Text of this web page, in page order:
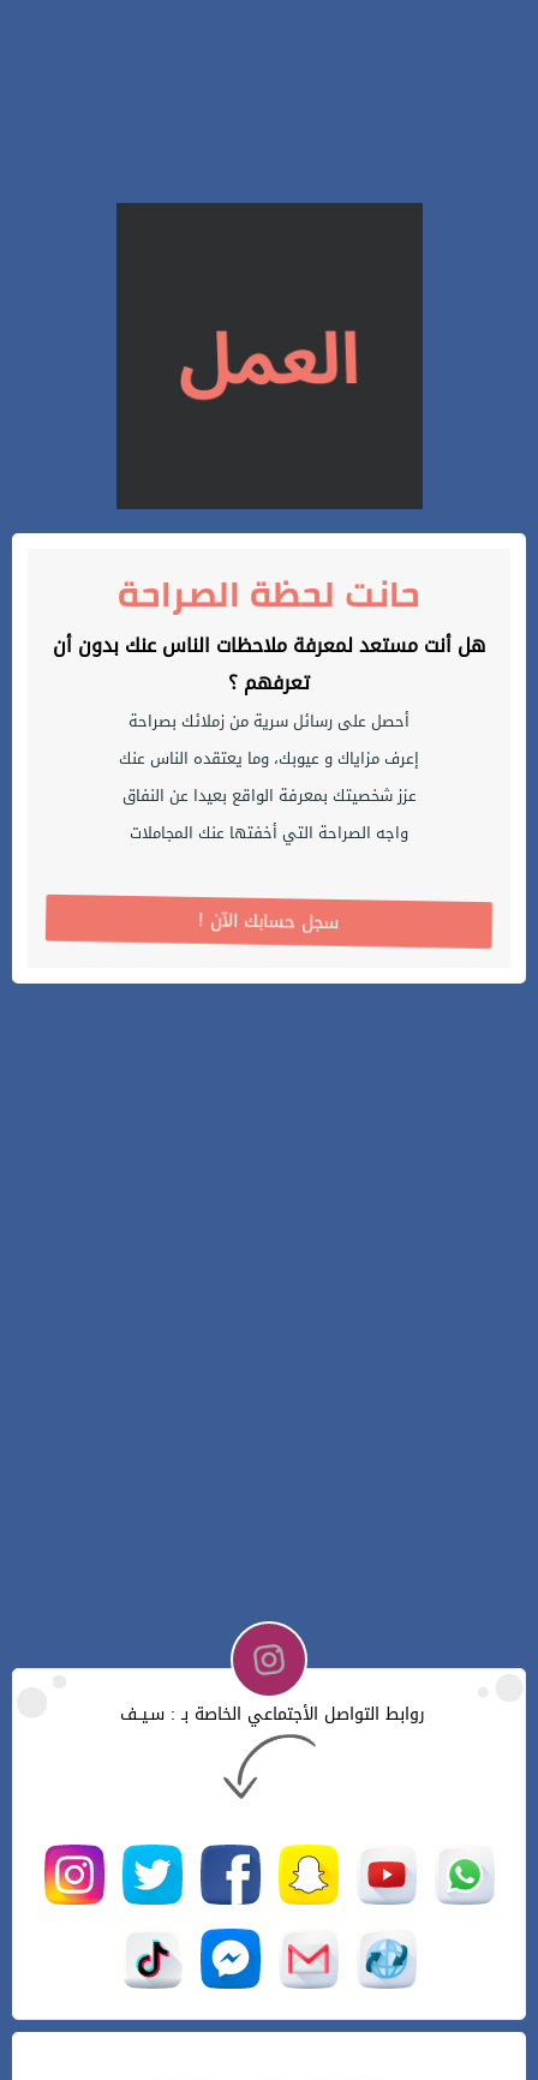
حانت لحظة الصراحة
هل أنت مستعد لمعرفة ملاحظات الناس عنك بدون أن
تعرفهم ؟
أحصل على رسائل سرية من زملائك بصراحة
إعرف مزاياك و عيوبك، وما يعتقده الناس عنك
عزز شخصيتك بمعرفة الواقع بعيدا عن النفاق
واجه الصراحة التي أخفتها عنك المجاملات
! سجل حسابك الآن
روابط التواصل الأجتماعي الخاصة بـ : سـيــف